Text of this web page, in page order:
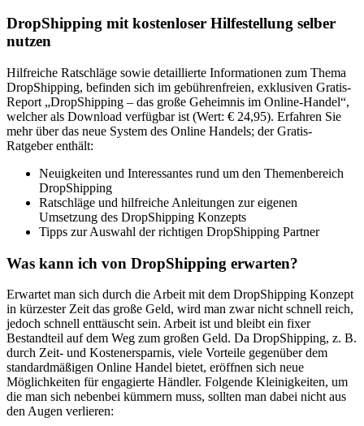
DropShipping mit kostenloser Hilfestellung selber
nutzen
Hilfreiche Ratschläge sowie detaillierte Informationen zum Thema
DropShipping, befinden sich im gebührenfreien, exklusiven Gratis-
Report „DropShipping – das große Geheimnis im Online-Handel“,
welcher als Download verfügbar ist (Wert: € 24,95). Erfahren Sie
mehr über das neue System des Online Handels; der Gratis-
Ratgeber enthält:
Neuigkeiten und Interessantes rund um den Themenbereich
DropShipping
Ratschläge und hilfreiche Anleitungen zur eigenen
Umsetzung des DropShipping Konzepts
Tipps zur Auswahl der richtigen DropShipping Partner
Was kann ich von DropShipping erwarten?
Erwartet man sich durch die Arbeit mit dem DropShipping Konzept
in kürzester Zeit das große Geld, wird man zwar nicht schnell reich,
jedoch schnell enttäuscht sein. Arbeit ist und bleibt ein fixer
Bestandteil auf dem Weg zum großen Geld. Da DropShipping, z. B.
durch Zeit- und Kostenersparnis, viele Vorteile gegenüber dem
standardmäßigen Online Handel bietet, eröffnen sich neue
Möglichkeiten für engagierte Händler. Folgende Kleinigkeiten, um
die man sich nebenbei kümmern muss, sollten man dabei nicht aus
den Augen verlieren: